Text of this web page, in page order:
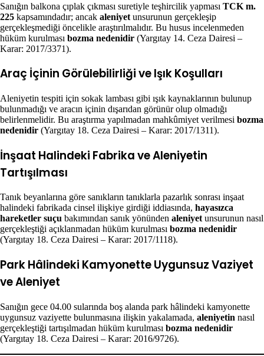
Sanığın balkona çıplak çıkması suretiyle teşhircilik yapması TCK m.
225 kapsamındadır; ancak aleniyet unsurunun gerçekleşip
gerçekleşmediği öncelikle araştırılmalıdır. Bu husus incelenmeden
hüküm kurulması bozma nedenidir (Yargıtay 14. Ceza Dairesi –
Karar: 2017/3371).
Araç İçinin Görülebilirliği ve Işık Koşulları
Aleniyetin tespiti için sokak lambası gibi ışık kaynaklarının bulunup
bulunmadığı ve aracın içinin dışarıdan görünür olup olmadığı
belirlenmelidir. Bu araştırma yapılmadan mahkûmiyet verilmesi bozma
nedenidir (Yargıtay 18. Ceza Dairesi – Karar: 2017/1311).
İnşaat Halindeki Fabrika ve Aleniyetin
Tartışılması
Tanık beyanlarına göre sanıkların tanıklarla pazarlık sonrası inşaat
halindeki fabrikada cinsel ilişkiye girdiği iddiasında, hayasızca
hareketler suçu bakımından sanık yönünden aleniyetunsurunun nasıl
gerçekleştiği açıklanmadan hüküm kurulması bozma nedenidir
(Yargıtay 18. Ceza Dairesi – Karar: 2017/1118).
Park Hâlindeki Kamyonette Uygunsuz Vaziyet
ve Aleniyet
Sanığın gece 04.00 sularında boş alanda park hâlindeki kamyonette
uygunsuz vaziyette bulunmasına ilişkin yakalamada, aleniyetin nasıl
gerçekleştiği tartışılmadan hüküm kurulması bozma nedenidir
(Yargıtay 18. Ceza Dairesi – Karar: 2016/9726).